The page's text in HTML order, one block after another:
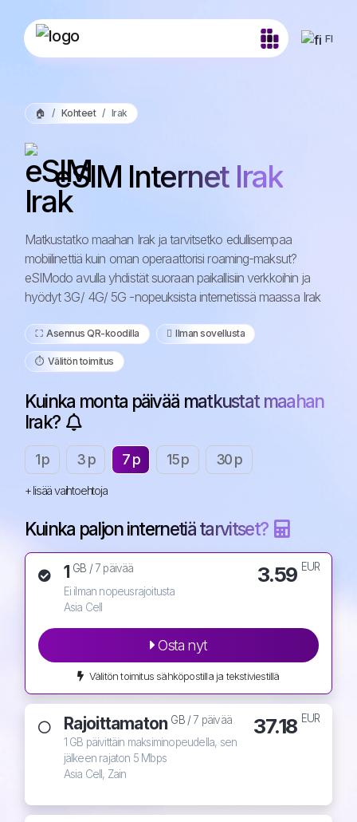
FI
🏠 Kohteet Irak
eSIM Internet Irak
Matkustatko maahan Irak ja tarvitsetko edullisempaa
mobiilinettiä kuin oman operaattorisi roaming-maksut?
eSIModo avulla yhdistät suoraan paikallisiin verkkoihin ja
hyödyt 3G/ 4G/ 5G -nopeuksista internetissä maassa Irak
⛶️️ Asennus QR-koodilla ️ Ilman sovellusta
⏱️️ Välitön toimitus
Kuinka monta päivää matkustat maahan
Irak?
1 p 3 p 7 p 15 p 30 p
+ lisää vaihtoehtoja
Kuinka paljon internetiä tarvitset?
1 GB /7 päivää
Ei ilman nopeusrajoitusta
Asia Cell
3.59 EUR
Osta nyt
Välitön toimitus sähköpostilla ja tekstiviestillä
Rajoittamaton GB /7 päivää
1 GB päivittäin maksiminopeudella, sen
jälkeen rajaton 5 Mbps
Asia Cell, Zain
37.18 EUR